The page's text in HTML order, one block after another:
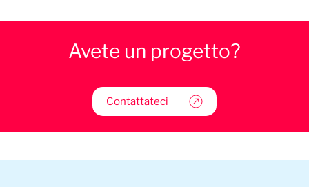
Avete un progetto?
Contattateci